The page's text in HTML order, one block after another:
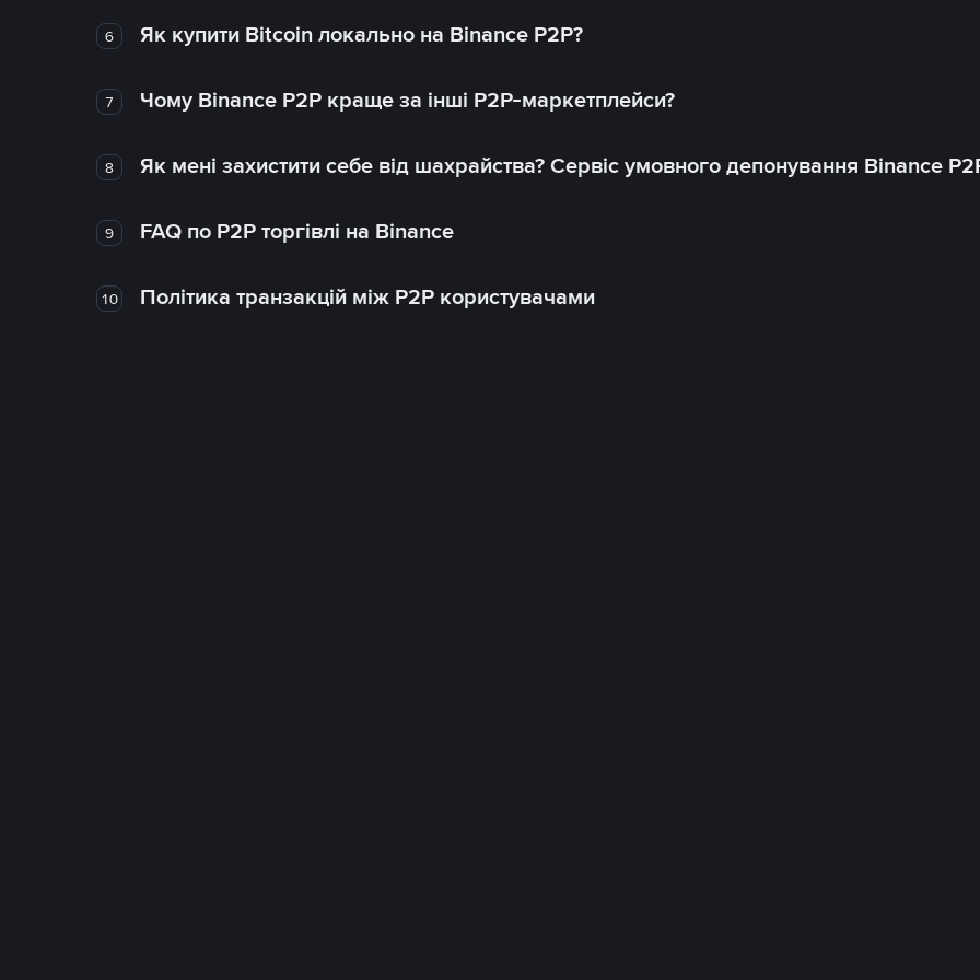
6 Як купити Bitcoin локально на Binance P2P?
7 Чому Binance P2P краще за інші P2P-маркетплейси?
8 Як мені захистити себе від шахрайства? Сервіс умовного депонування Binance
9 FAQ по P2P торгівлі на Binance
10 Політика транзакцій між P2P користувачами